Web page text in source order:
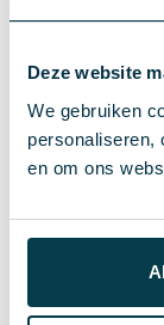
Deze website
We gebruiken
personaliseren,
en om ons
lengte van 2
centimeters
andere zijde.
Inhoud